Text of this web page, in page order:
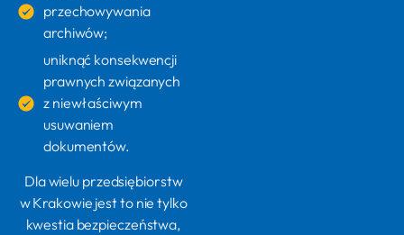
przechowywania
archiwów;
uniknąć konsekwencji
prawnych związanych
z niewłaściwym
usuwaniem
dokumentów.
Dla wielu przedsiębiorstw
w Krakowie jest to nie tylko
kwestia bezpieczeństwa,